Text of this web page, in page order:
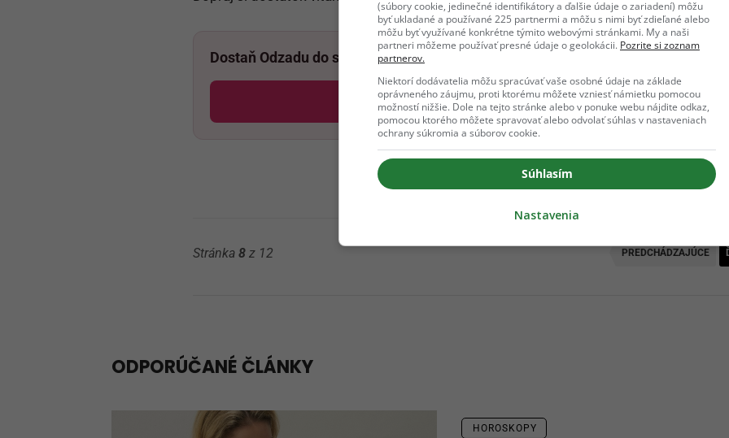
Dostaň Odzadu do svojich Google odporúčaní
Pridať ako preferovaný zdroj
Odzadu, odkaz sa otvorí v novom okne
Pokračovanie článku nájdeš na ďalšej strane.
Stránka 8 z 12 PREDCHÁDZAJÚCE
ODPORÚČANÉ ČLÁNKY
HOROSKOPY
(súbory cookie, jedinečné identifikátory a ďalšie údaje o zariadení) môžu
byť ukladané a používané 225 partnermi a môžu s nimi byť zdieľané alebo
môžu byť využívané konkrétne týmito webovými stránkami. My a naši
partneri môžeme používať presné údaje o geolokácii. Pozrite si zoznam
partnerov.
Niektorí dodávatelia môžu spracúvať vaše osobné údaje na základe
oprávneného záujmu, proti ktorému môžete vzniesť námietku pomocou
možností nižšie. Dole na tejto stránke alebo v ponuke webu nájdite odkaz,
pomocou ktorého môžete spravovať alebo odvolať súhlas v nastaveniach
ochrany súkromia a súborov cookie.
Súhlasím
Nastavenia